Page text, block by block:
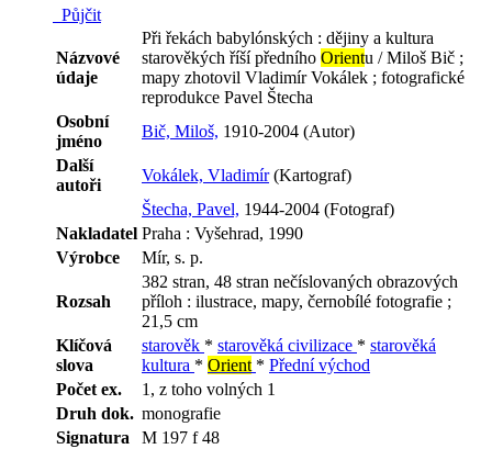
Půjčit
Názvové
údaje
Při řekách babylónských : dějiny a kultura
starověkých říší předního Orientu / Miloš Bič ;
mapy zhotovil Vladimír Vokálek ; fotografické
reprodukce Pavel Štecha
Osobní
jméno
Bič, Miloš, 1910-2004 (Autor)
Další
autoři
Vokálek, Vladimír(Kartograf)
Štecha, Pavel, 1944-2004 (Fotograf)
Nakladatel Praha : Vyšehrad, 1990
Výrobce
Mír, s. p.
Rozsah
382 stran, 48 stran nečíslovaných obrazových
příloh : ilustrace, mapy, černobílé fotografie ;
21,5 cm
Klíčová
slova
starověk * starověká civilizace * starověká
kultura * Orient * Přední východ
Počet ex.
1, z toho volných 1
Druh dok. monografie
Signatura
M 197 f 48